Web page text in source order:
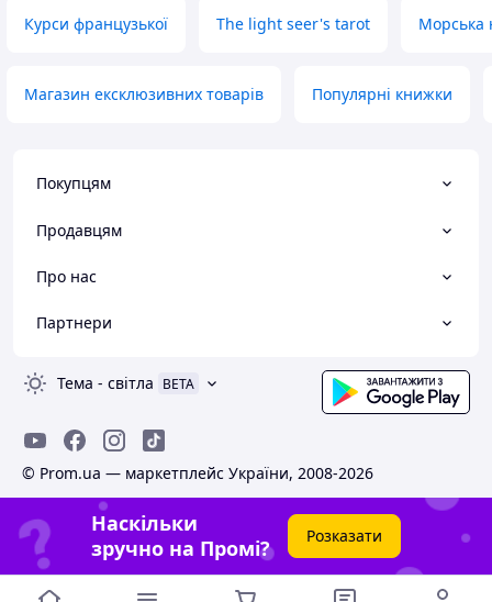
Курси французької The light seer's tarot Морська
Магазин ексклюзивних товарів Популярні книжки
Покупцям
Продавцям
Про нас
Партнери
Тема - світла BETA
© Prom.ua — маркетплейс України, 2008-2026
Наскільки
зручно на Промі?
Розказати